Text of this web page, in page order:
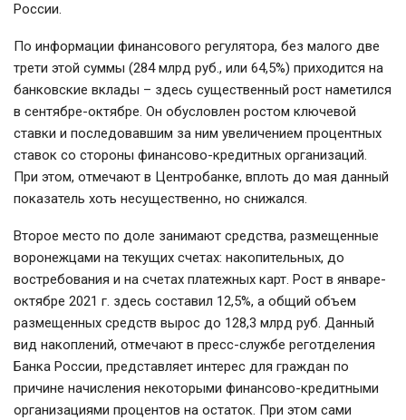
России.
По информации финансового регулятора, без малого две
трети этой суммы (284 млрд руб., или 64,5%) приходится на
банковские вклады – здесь существенный рост наметился
в сентябре-октябре. Он обусловлен ростом ключевой
ставки и последовавшим за ним увеличением процентных
ставок со стороны финансово-кредитных организаций.
При этом, отмечают в Центробанке, вплоть до мая данный
показатель хоть несущественно, но снижался.
Второе место по доле занимают средства, размещенные
воронежцами на текущих счетах: накопительных, до
востребования и на счетах платежных карт. Рост в январе-
октябре 2021 г. здесь составил 12,5%, а общий объем
размещенных средств вырос до 128,3 млрд руб. Данный
вид накоплений, отмечают в пресс-службе реготделения
Банка России, представляет интерес для граждан по
причине начисления некоторыми финансово-кредитными
организациями процентов на остаток. При этом сами